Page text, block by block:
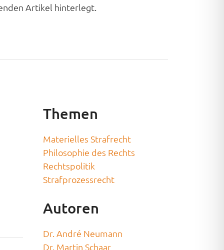
Artikel hinterlegt.
Themen
Materielles Strafrecht
Philosophie des Rechts
Rechtspolitik
Strafprozessrecht
Autoren
Dr. André Neumann
Dr. Martin Schaar